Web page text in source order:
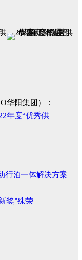
华阳集团）：
年度“优秀供
行泊一体解决方案
奖”殊荣